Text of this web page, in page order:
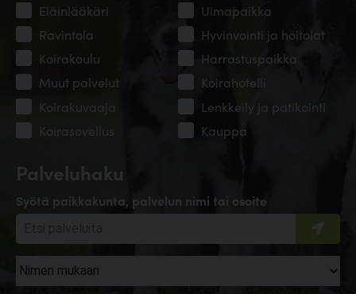
Palveluhaku
Syötä paikkakunta, palvelun nimi tai osoite
Eläinlääkäri
Uimapaikka
Ravintola
Hyvinvointi ja hoitolat
Koirakoulu
Harrastuspaikka
Muut palvelut
Koirahotelli
Koirakuvaaja
Lenkkeily ja patikointi
Koirasovellus
Kauppa